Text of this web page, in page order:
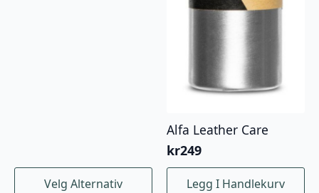
Velg Alternativ
Dette
Alfa Leather Care
kr249
Legg I Handlekurv